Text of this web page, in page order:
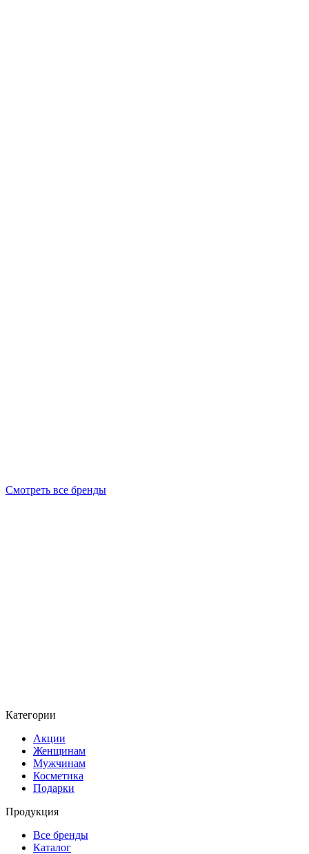
Смотреть все бренды
Категории
Акции
Женщинам
Мужчинам
Косметика
Подарки
Продукция
Все бренды
Каталог